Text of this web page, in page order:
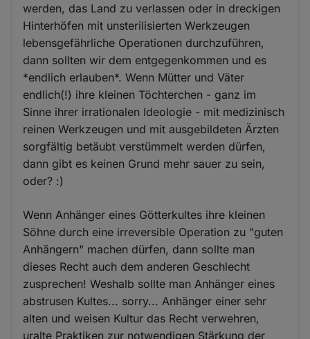
werden, das Land zu verlassen oder in dreckigen
Hinterhöfen mit unsterilisierten Werkzeugen
lebensgefährliche Operationen durchzuführen,
dann sollten wir dem entgegenkommen und es
*endlich erlauben*. Wenn Mütter und Väter
endlich(!) ihre kleinen Töchterchen - ganz im
Sinne ihrer irrationalen Ideologie - mit medizinisch
reinen Werkzeugen und mit ausgebildeten Ärzten
sorgfältig betäubt verstümmelt werden dürfen,
dann gibt es keinen Grund mehr sauer zu sein,
oder? :)
Wenn Anhänger eines Götterkultes ihre kleinen
Söhne durch eine irreversible Operation zu "guten
Anhängern" machen dürfen, dann sollte man
dieses Recht auch dem anderen Geschlecht
zusprechen! Weshalb sollte man Anhänger eines
abstrusen Kultes... sorry... Anhänger einer sehr
alten und weisen Kultur das Recht verwehren,
uralte Praktiken zur notwendigen Stärkung der